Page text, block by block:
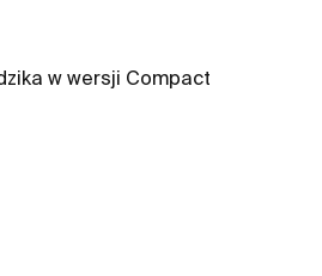
w wersji Compact